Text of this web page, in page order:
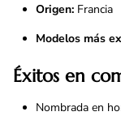
Origen: Francia
Modelos más
Éxitos en
Nombrada en